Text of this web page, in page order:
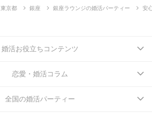
東京都 銀座 銀座ラウンジの婚活パーティー 安
婚活お役立ちコンテンツ
恋愛・婚活コラム
全国の婚活パーティー